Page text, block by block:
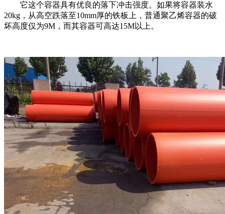
它这个容器具有优良的落下冲击强度。如果将容器装水
20kg ，从高空跌落至10mm厚的铁板上，普通聚乙烯容器的破
坏高度仅为9M ，而其容器可高达15M以上。